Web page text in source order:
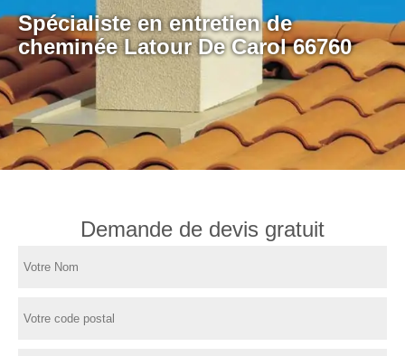
Spécialiste en entretien de
cheminée Latour De Carol 66760
Demande de devis gratuit